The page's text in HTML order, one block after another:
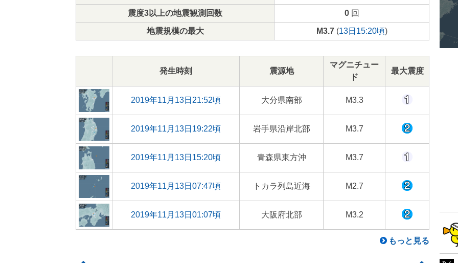
震度3以上の地震観測回数 0回
地震規模の最大 M3.7(13日15:20頃)
発生時刻 震源地
マグニチュー
ド
最大震度
2019年11月13日21:52頃 大分県南部 M3.3
2019年11月13日19:22頃 岩手県沿岸北部 M3.7
2019年11月13日15:20頃 青森県東方沖 M3.7
2019年11月13日07:47頃 トカラ列島近海 M2.7
2019年11月13日01:07頃 大阪府北部 M3.2
もっと見る